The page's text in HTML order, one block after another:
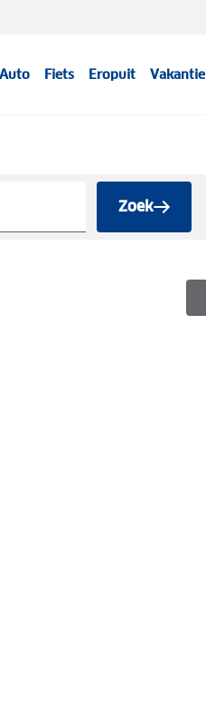
Auto Fiets Eropuit Vakantie
Zoek